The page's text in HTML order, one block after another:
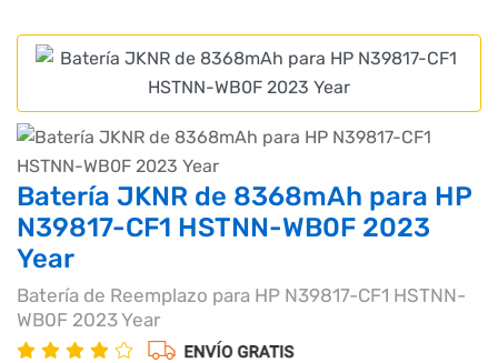
Batería JKNR de 8368mAh para HP
N39817-CF1 HSTNN-WB0F 2023
Year
Batería de Reemplazo para HP N39817-CF1 HSTNN-
WB0F 2023 Year